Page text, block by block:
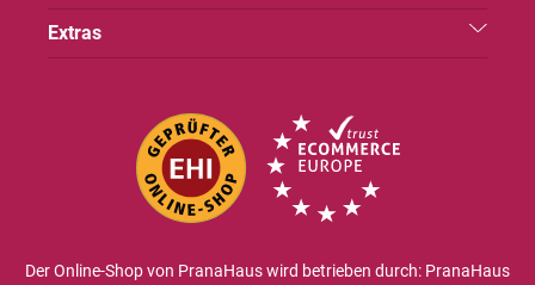
Extras
Der Online-Shop von PranaHaus wird betrieben durch: PranaHaus